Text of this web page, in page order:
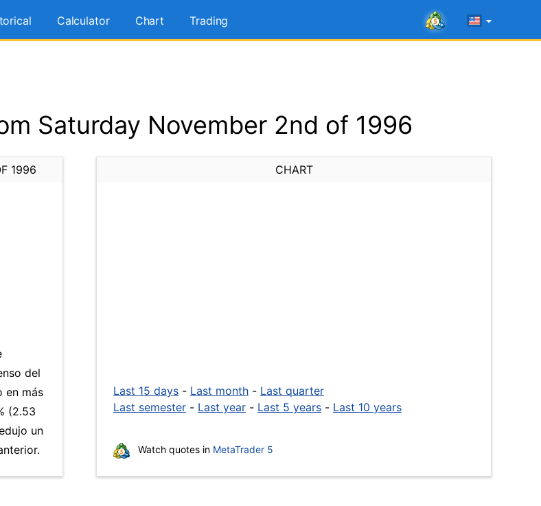
Calculator Chart Trading
Saturday November 2nd of 1996
1996
del
en más
(2.53
un
CHART
Last 15 days - Last month - Last quarter
Last semester - Last year - Last 5 years - Last 10 years
Watch quotes in MetaTrader 5